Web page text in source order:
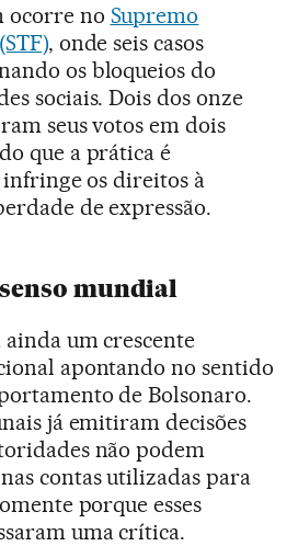
ocorre no Supremo
, onde seis casos
os bloqueios do
sociais. Dois dos onze
seus votos em dois
que a prática é
os direitos à
de expressão.
mundial
um crescente
apontando no sentido
de Bolsonaro.
já emitiram decisões
não podem
contas utilizadas para
porque esses
uma crítica.